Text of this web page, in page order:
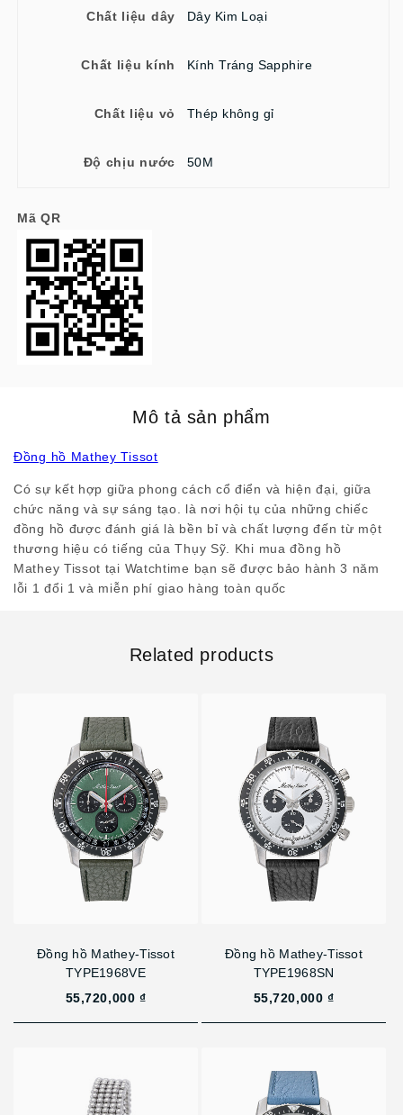
Chất liệu dây Dây Kim Loại
Chất liệu kính Kính Tráng Sapphire
Chất liệu vỏ Thép không gỉ
Độ chịu nước 50M
Mã QR
Mô tả sản phẩm
Đồng hồ Mathey Tissot
Có sự kết hợp giữa phong cách cổ điển và hiện đại, giữa
chức năng và sự sáng tạo. là nơi hội tụ của những chiếc
đồng hồ được đánh giá là bền bỉ và chất lượng đến từ một
thương hiệu có tiếng của Thụy Sỹ. Khi mua đồng hồ
Mathey Tissot tại Watchtime bạn sẽ được bảo hành 3 năm
lỗi 1 đổi 1 và miễn phí giao hàng toàn quốc
Related products
Đồng hồ Mathey-Tissot
TYPE1968VE
55,720,000 ₫
Đồng hồ Mathey-Tissot
TYPE1968SN
55,720,000 ₫